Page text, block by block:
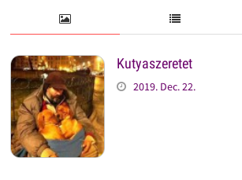
Kutyaszeretet
2019. Dec. 22.